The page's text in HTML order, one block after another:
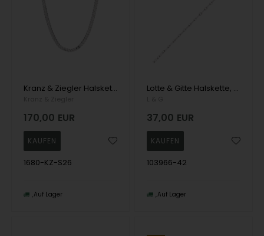
Kranz & Ziegler Halskette, model 1680-KZ-S26
170,00 EUR
1680-KZ-S26
Auf Lager
Lotte & Gitte Halskette, model 103966-42
37,00 EUR
103966-42
Auf Lager